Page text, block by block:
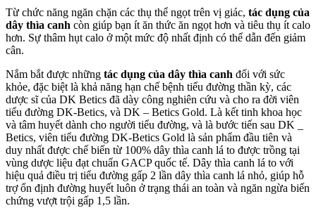
Từ chức năng ngăn chặn các thụ thể ngọt trên vị giác, tác dụng của
dây thìa canh còn giúp bạn ít ăn thức ăn ngọt hơn và tiêu thụ ít calo
hơn. Sự thâm hụt calo ở một mức độ nhất định có thể dẫn đến giảm
cân.
Nắm bắt được những tác dụng của dây thìa canh đối với sức
khỏe, đặc biệt là khả năng hạn chế bệnh tiểu đường thần kỳ, các
dược sĩ của DK Betics đã dày công nghiên cứu và cho ra đời viên
tiểu đường DK-Betics, và DK – Betics Gold. Là kết tinh khoa học
và tâm huyết dành cho người tiểu đường, và là bước tiến sau DK _
Betics, viên tiểu đường DK-Betics Gold là sản phẩm đầu tiên và
duy nhất được chế biến từ 100% dây thìa canh lá to được trồng tại
vùng dược liệu đạt chuẩn GACP quốc tế. Dây thìa canh lá to với
hiệu quả điều trị tiểu đường gấp 2 lần dây thìa canh lá nhỏ, giúp hỗ
trợ ổn định đường huyết luôn ở trạng thái an toàn và ngăn ngừa biến
chứng vượt trội gấp 1,5 lần.